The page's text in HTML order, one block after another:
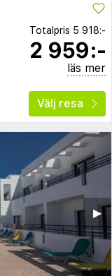
Totalpris 5 918:-
2 959:-
läs mer
Välj resa
▶︎